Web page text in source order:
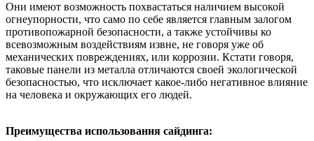
Они имеют возможность похвастаться наличием высокой
огнеупорности, что само по себе является главным залогом
противопожарной безопасности, а также устойчивы ко
всевозможным воздействиям извне, не говоря уже об
механических повреждениях, или коррозии. Кстати говоря,
таковые панели из металла отличаются своей экологической
безопасностью, что исключает какое-либо негативное влияние
на человека и окружающих его людей.
Преимущества использования сайдинга: